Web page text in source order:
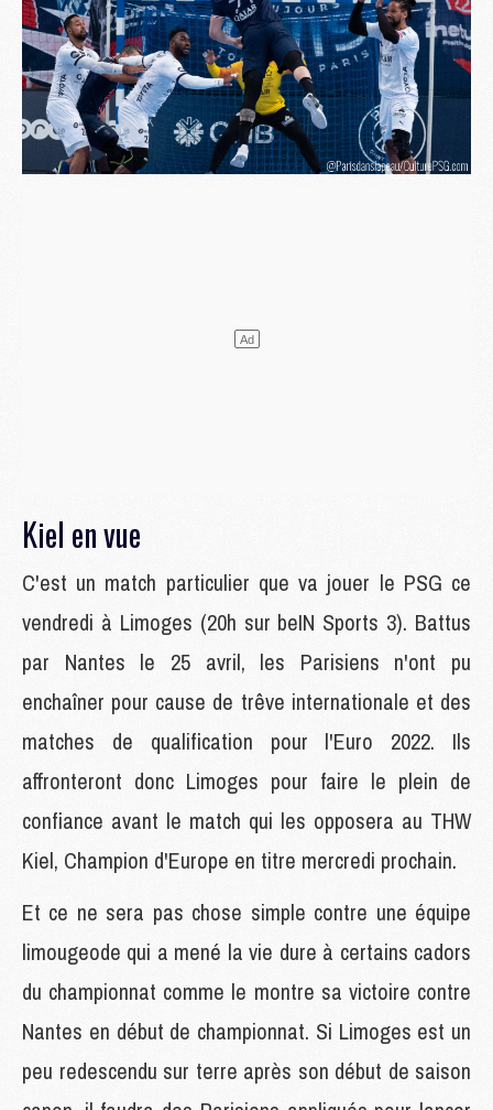
Kiel en vue
C'est un match particulier que va jouer le PSG ce
vendredi à Limoges (20h sur beIN Sports 3). Battus
par Nantes le 25 avril, les Parisiens n'ont pu
enchaîner pour cause de trêve internationale et des
matches de qualification pour l'Euro 2022. Ils
affronteront donc Limoges pour faire le plein de
confiance avant le match qui les opposera au THW
Kiel, Champion d'Europe en titre mercredi prochain.
Et ce ne sera pas chose simple contre une équipe
limougeode qui a mené la vie dure à certains cadors
du championnat comme le montre sa victoire contre
Nantes en début de championnat. Si Limoges est un
peu redescendu sur terre après son début de saison